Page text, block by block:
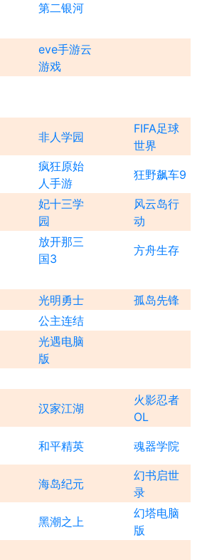
第二银河
eve手游云
游戏
非人学园
FIFA足球
世界
疯狂原始
人手游
狂野飙车9
妃十三学
园
风云岛行
动
放开那三
国3
方舟生存
光明勇士
孤岛先锋
公主连结
光遇电脑
版
汉家江湖
火影忍者
OL
和平精英 魂器学院
海岛纪元
幻书启世
录
黑潮之上
幻塔电脑
版